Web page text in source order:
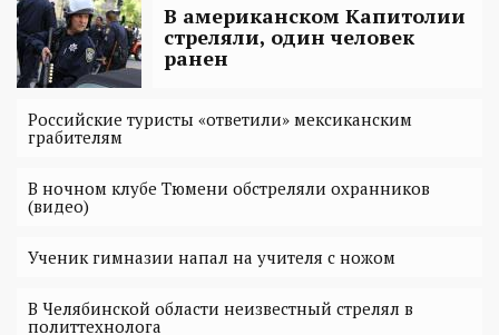
В американском Капитолии
стреляли, один человек
ранен
Российские туристы «ответили» мексиканским
грабителям
В ночном клубе Тюмени обстреляли охранников
(видео)
Ученик гимназии напал на учителя с ножом
В Челябинской области неизвестный стрелял в
политтехнолога